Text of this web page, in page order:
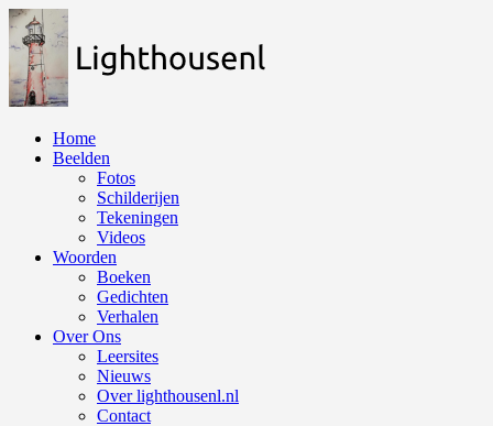
Naar
de
inhoud
springen
Home
Beelden
Fotos
Schilderijen
Tekeningen
Videos
Woorden
Boeken
Gedichten
Verhalen
Over Ons
Leersites
Nieuws
Over lighthousenl.nl
Contact